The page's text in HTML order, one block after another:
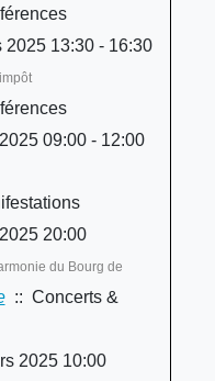
2025 13:30 - 16:30
09:00 - 12:00
20:00
du Bourg de
:: Concerts &
2025 10:00